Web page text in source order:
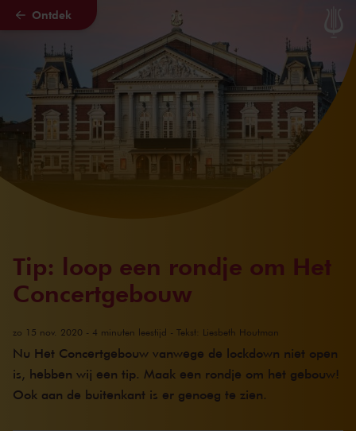
Naar hoofdcontent
Ontdek
Tip: loop een rondje om Het
Concertgebouw
zo 15 nov. 2020 - 4 minuten leestijd - Tekst: Liesbeth Houtman
Nu Het Concertgebouw vanwege de lockdown niet open
is, hebben wij een tip. Maak een rondje om het gebouw!
Ook aan de buitenkant is er genoeg te zien.